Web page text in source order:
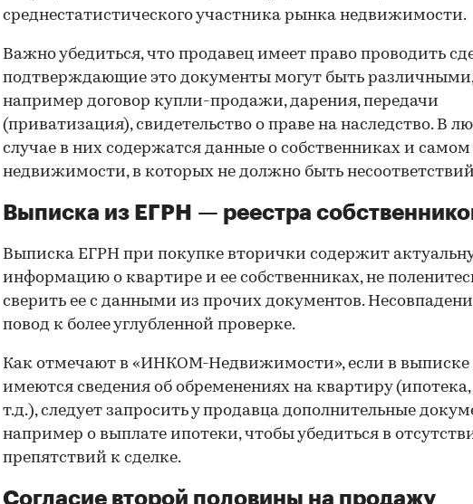
среднестатистического участника рынка недвижимости.
Важно убедиться, что продавец имеет право проводить
подтверждающие это документы могут быть различными,
например договор купли-продажи, дарения, передачи
(приватизация), свидетельство о праве на наследство. В
случае в них содержатся данные о собственниках и самом
недвижимости, в которых не должно быть
Выписка из ЕГРН — реестра
Выписка ЕГРН при покупке вторички содержит
информацию о квартире и ее собственниках, не
сверить ее с данными из прочих документов.
повод к более углубленной проверке.
Как отмечают в «ИНКОМ-Недвижимости», если в выписке
имеются сведения об обременениях на квартиру (ипотека,
т.д.), следует запросить у продавца дополнительные
например о выплате ипотеки, чтобы убедиться в
препятствий к сделке.
Согласие второй половины на продажу